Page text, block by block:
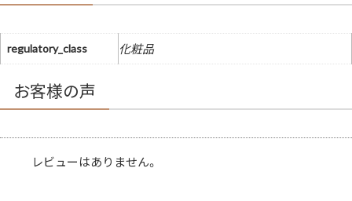
regulatory_class 化粧品
お客様の声
レビューはありません。